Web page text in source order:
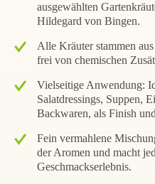
ausgewählten
Hildegard von Bingen.
Alle Kräuter stammen
frei von chemischen
Vielseitige Anwendung:
Salatdressings, Suppen,
Backwaren, als Finish
Fein vermahlene
der Aromen und macht
Geschmackserlebnis.